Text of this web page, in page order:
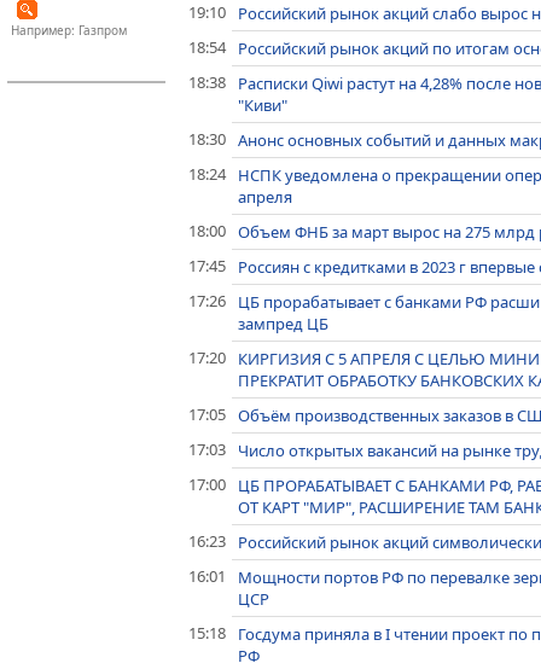
Например: Газпром
19:10
Российский рынок акций слабо
18:54
Российский рынок акций по итогам
18:38
Расписки Qiwi растут на 4,28% после
"Киви"
18:30 Анонс основных событий и данных
18:24
НСПК уведомлена о прекращении
апреля
18:00 Объем ФНБ за март вырос на 275 млрд
17:45
Россиян с кредитками в 2023 г
17:26
ЦБ прорабатывает с банками РФ
зампред ЦБ
17:20
КИРГИЗИЯ С 5 АПРЕЛЯ С ЦЕЛЬЮ
ПРЕКРАТИТ ОБРАБОТКУ БАНКОВСКИХ
17:05 Объём производственных заказов в
17:03
Число открытых вакансий на рынке
17:00
ЦБ ПРОРАБАТЫВАЕТ С БАНКАМИ РФ,
ОТ КАРТ "МИР", РАСШИРЕНИЕ ТАМ
16:23
Российский рынок акций
16:01
Мощности портов РФ по перевалке
ЦСР
15:18
Госдума приняла в I чтении проект
РФ